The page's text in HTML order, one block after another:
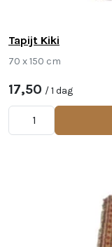
Tapijt Kiki
70 x 150 cm
17,50 / 1 dag